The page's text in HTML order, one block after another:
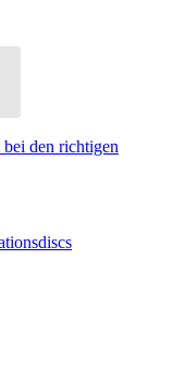
den richtigen